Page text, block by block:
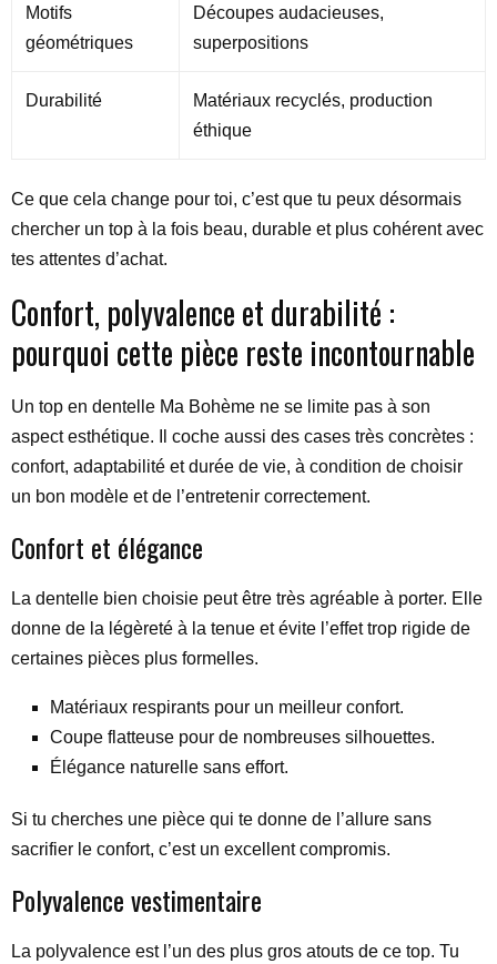
Motifs
géométriques
Découpes audacieuses,
superpositions
Durabilité
Matériaux recyclés, production
éthique
Ce que cela change pour toi, c’est que tu peux désormais
chercher un top à la fois beau, durable et plus cohérent avec
tes attentes d’achat.
Confort, polyvalence et durabilité :
pourquoi cette pièce reste incontournable
Un top en dentelle Ma Bohème ne se limite pas à son
aspect esthétique. Il coche aussi des cases très concrètes :
confort, adaptabilité et durée de vie, à condition de choisir
un bon modèle et de l’entretenir correctement.
Confort et élégance
La dentelle bien choisie peut être très agréable à porter. Elle
donne de la légèreté à la tenue et évite l’effet trop rigide de
certaines pièces plus formelles.
Matériaux respirants pour un meilleur confort.
Coupe flatteuse pour de nombreuses silhouettes.
Élégance naturelle sans effort.
Si tu cherches une pièce qui te donne de l’allure sans
sacrifier le confort, c’est un excellent compromis.
Polyvalence vestimentaire
La polyvalence est l’un des plus gros atouts de ce top. Tu